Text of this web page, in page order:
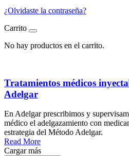
¿Olvidaste la contraseña?
Carrito
No hay productos en el carrito.
Tratamientos médicos
Adelgar
En Adelgar prescribimos y
médico el adelgazamiento con
estrategia del Método Adelgar.
Read More
Cargar más